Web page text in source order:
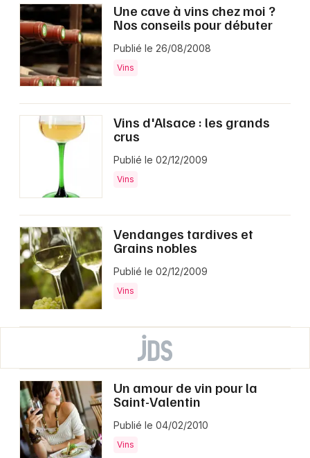
Une cave à vins chez moi ?
Nos conseils pour débuter
Publié le 26/08/2008
Vins
Vins d'Alsace : les grands
crus
Publié le 02/12/2009
Vins
Vendanges tardives et
Grains nobles
Publié le 02/12/2009
Vins
Un amour de vin pour la
Saint-Valentin
Publié le 04/02/2010
Vins